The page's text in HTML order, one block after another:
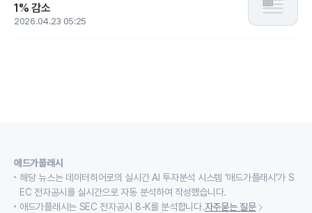
1% 감소
2026.04.23 05:25
애드가플래시
해당 뉴스는 데이터히어로의 실시간 AI 투자분석 시스템 ‘애드가플래시’가 S
EC 전자공시를 실시간으로 자동 분석하여 작성했습니다.
애드가플래시는 SEC 전자공시 8-K를 분석합니다.자주묻는 질문